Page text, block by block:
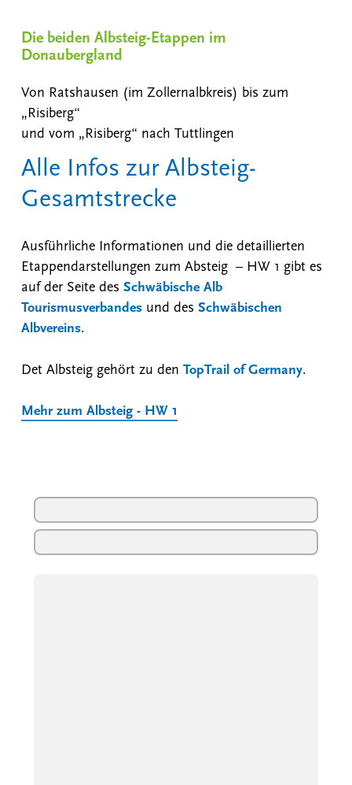
Die beiden Albsteig-Etappen im
Donaubergland
Von Ratshausen (im Zollernalbkreis) bis zum
„Risiberg“
und vom „Risiberg“ nach Tuttlingen
Alle Infos zur Albsteig-
Gesamtstrecke
Ausführliche Informationen und die detaillierten
Etappendarstellungen zum Absteig – HW 1 gibt es
auf der Seite des Schwäbische Alb
Tourismusverbandes und des Schwäbischen
Albvereins.
Det Albsteig gehört zu den TopTrail of Germany.
Mehr zum Albsteig - HW 1